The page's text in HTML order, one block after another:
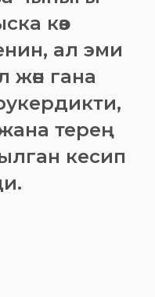
көз
ал эми
жөн гана
терең
кесип